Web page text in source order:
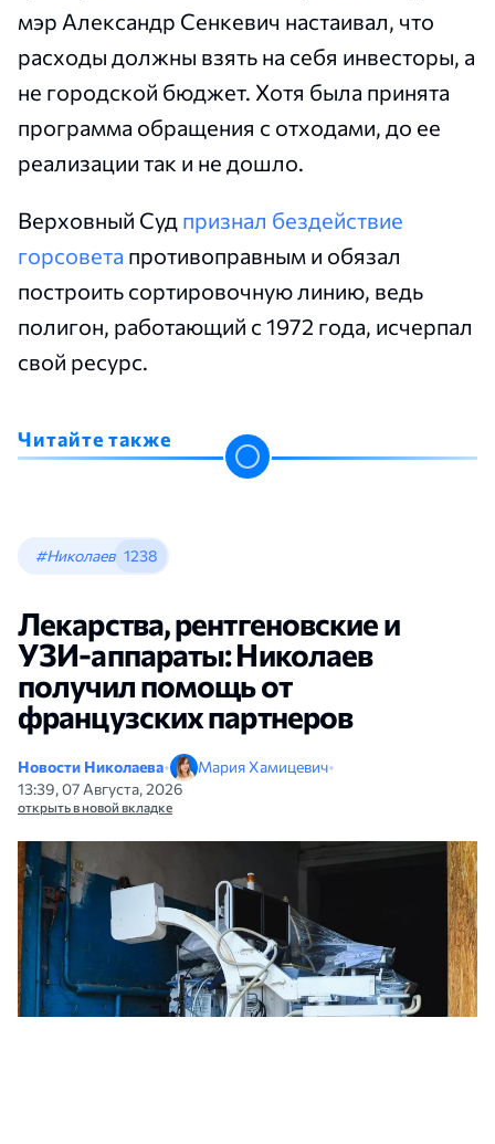
мэр Александр Сенкевич настаивал, что
расходы должны взять на себя инвесторы, а
не городской бюджет. Хотя была принята
программа обращения с отходами, до ее
реализации так и не дошло.
Верховный Суд признал бездействие
горсовета противоправным и обязал
построить сортировочную линию, ведь
полигон, работающий с 1972 года, исчерпал
свой ресурс.
Читайте также
#Николаев 1238
Лекарства, рентгеновские и
УЗИ-аппараты: Николаев
получил помощь от
французских партнеров
Новости Николаева• Мария Хамицевич•
13:39, 07 Августа, 2026
открыть в новой вкладке